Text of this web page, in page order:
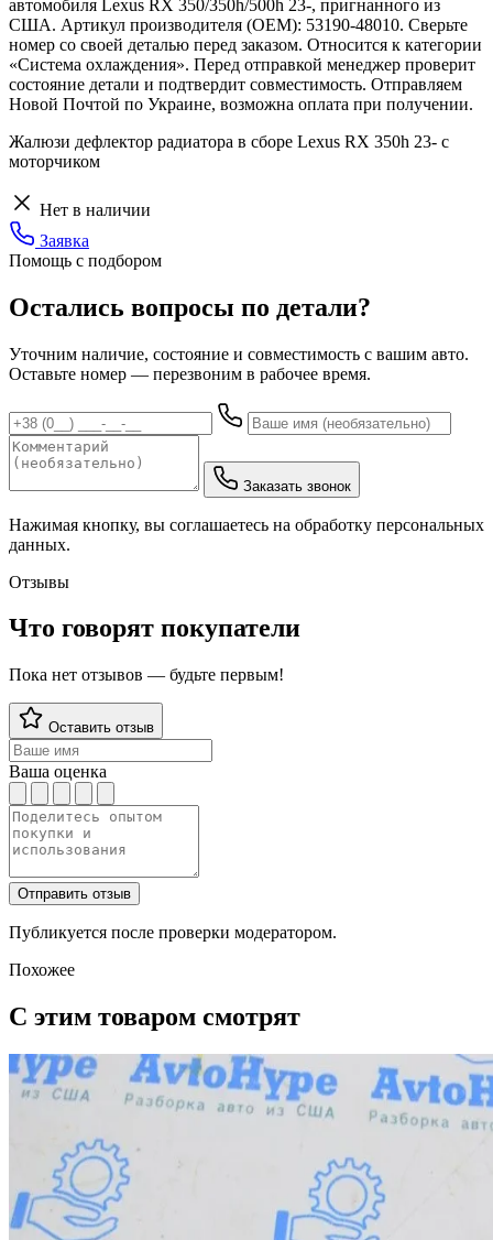
автомобиля Lexus RX 350/350h/500h 23-, пригнанного из
США. Артикул производителя (OEM): 53190-48010. Сверьте
номер со своей деталью перед заказом. Относится к категории
«Система охлаждения». Перед отправкой менеджер проверит
состояние детали и подтвердит совместимость. Отправляем
Новой Почтой по Украине, возможна оплата при получении.
Жалюзи дефлектор радиатора в сборе Lexus RX 350h 23- с
моторчиком
Нет в наличии
Заявка
Помощь с подбором
Остались вопросы по детали?
Уточним наличие, состояние и совместимость с вашим авто.
Оставьте номер — перезвоним в рабочее время.
Заказать звонок
Нажимая кнопку, вы соглашаетесь на обработку персональных
данных.
Отзывы
Что говорят покупатели
Пока нет отзывов — будьте первым!
Оставить отзыв
Ваша оценка
Отправить отзыв
Публикуется после проверки модератором.
Похожее
С этим товаром смотрят